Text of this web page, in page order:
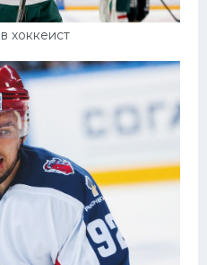
хоккеист